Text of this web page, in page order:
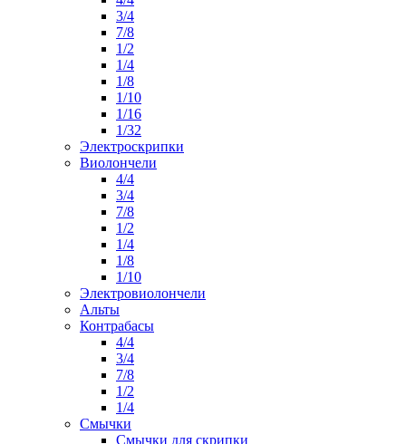
3/4
7/8
1/2
1/4
1/8
1/10
1/16
1/32
Электроскрипки
Виолончели
4/4
3/4
7/8
1/2
1/4
1/8
1/10
Электровиолончели
Альты
Контрабасы
4/4
3/4
7/8
1/2
1/4
Смычки
Смычки для скрипки